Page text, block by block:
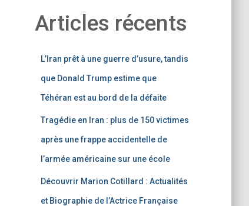
Articles récents
L’Iran prêt à une guerre d’usure, tandis
que Donald Trump estime que
Téhéran est au bord de la défaite
Tragédie en Iran : plus de 150 victimes
après une frappe accidentelle de
l’armée américaine sur une école
Découvrir Marion Cotillard : Actualités
et Biographie de l’Actrice Française